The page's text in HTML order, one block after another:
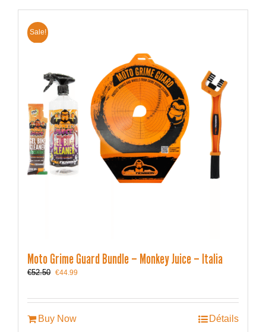
Sale!
Moto Grime Guard Bundle – Monkey Juice – Italia
€52.50 Le
était :
€52.50.
€44.99
est :
Buy Now Détails